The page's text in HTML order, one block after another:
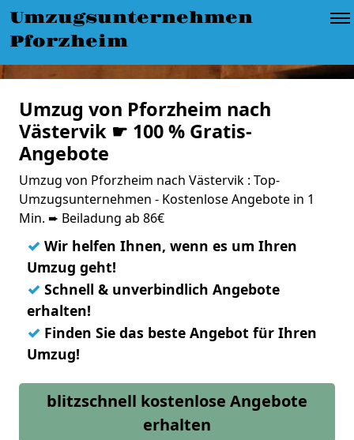
Umzugsunternehmen
Pforzheim
Umzug von Pforzheim nach
Västervik ☛ 100 % Gratis-
Angebote
Umzug von Pforzheim nach Västervik : Top-
Umzugsunternehmen - Kostenlose Angebote in 1
Min. ➨ Beiladung ab 86€
✓ Wir helfen Ihnen, wenn es um Ihren
Umzug geht!
✓ Schnell & unverbindlich Angebote
erhalten!
✓ Finden Sie das beste Angebot für Ihren
Umzug!
blitzschnell kostenlose Angebote
erhalten